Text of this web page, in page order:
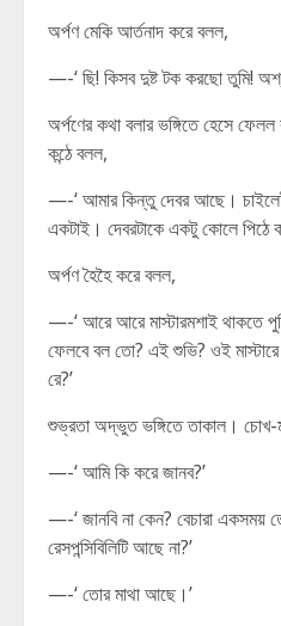
অর্পণ মেকি আর্তনাদ করে বলল,
—-‘ ছি! কিসব দুষ্ট টক করছো তুমি!
অর্পণের কথা বলার ভঙ্গিতে হেসে
কন্ঠে বলল,
—-‘ আমার কিন্তু দেবর আছে।
একটাই। দেবরটাকে একটু কোলে পিঠে
অর্পণ হৈহৈ করে বলল,
—-‘ আরে আরে মাস্টারমশাই থাকতে
ফেলবে বল তো? এই শুভি? ওই মাস্টারে
রে?’
শুভ্রতা অদ্ভুত ভঙ্গিতে তাকাল।
—-‘ আমি কি করে জানব?’
—-‘ জানবি না কেন? বেচারা
রেসপন্সিবিলিটি আছে না?’
—-‘ তোর মাথা আছে।’